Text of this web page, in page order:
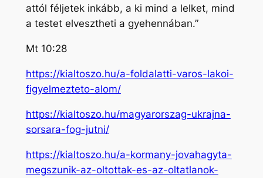
attól féljetek inkább, a ki mind a lelket, mind
a testet elvesztheti a gyehennában.”
Mt 10:28
https://kialtoszo.hu/a-foldalatti-varos-lakoi-
figyelmezteto-alom/
https://kialtoszo.hu/magyarorszag-ukrajna-
sorsara-fog-jutni/
https://kialtoszo.hu/a-kormany-jovahagyta-
megszunik-az-oltottak-es-az-oltatlanok-